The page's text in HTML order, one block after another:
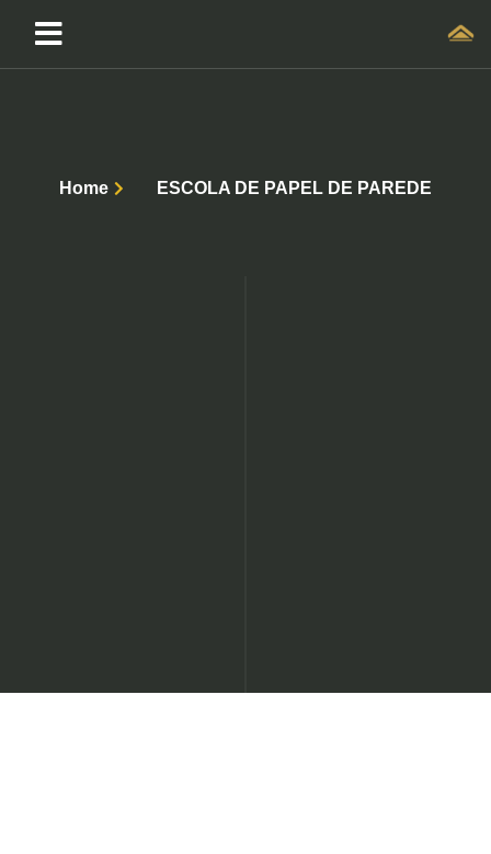
Home ESCOLA DE PAPEL DE PAREDE